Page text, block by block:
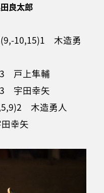
良太郎
10,15)1 木造勇
戸上隼輔
宇田幸矢
木造勇人
幸矢